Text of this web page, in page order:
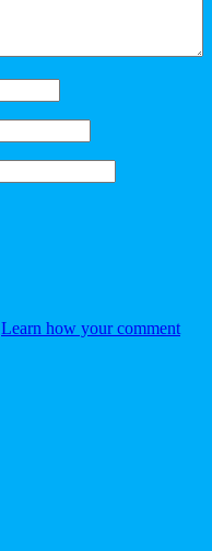
Learn how your comment